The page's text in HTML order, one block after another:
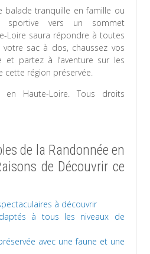
balade tranquille en famille ou
sportive vers un sommet
Loire saura répondre à toutes
sac à dos, chaussez vos
et partez à l’aventure sur les
cette région préservée.
Haute-Loire. Tous droits
de la Randonnée en
de Découvrir ce
à découvrir
à tous les niveaux de
avec une faune et une